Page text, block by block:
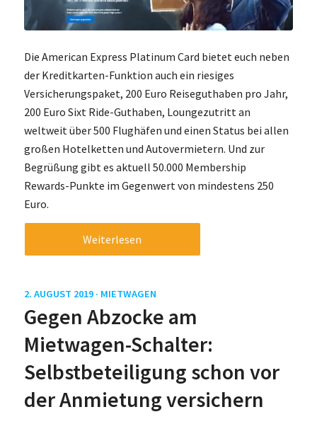
Die American Express Platinum Card bietet euch neben
der Kreditkarten-Funktion auch ein riesiges
Versicherungspaket, 200 Euro Reiseguthaben pro Jahr,
200 Euro Sixt Ride-Guthaben, Loungezutritt an
weltweit über 500 Flughäfen und einen Status bei allen
großen Hotelketten und Autovermietern. Und zur
Begrüßung gibt es aktuell 50.000 Membership
Rewards-Punkte im Gegenwert von mindestens 250
Euro.
Weiterlesen
2. AUGUST 2019 · MIETWAGEN
Gegen Abzocke am
Mietwagen-Schalter:
Selbstbeteiligung schon vor
der Anmietung versichern